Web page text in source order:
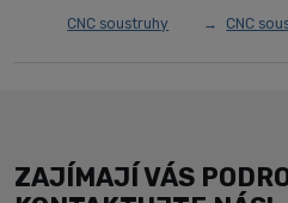
CNC soustruhy CNC
ZAJÍMAJÍ VÁS